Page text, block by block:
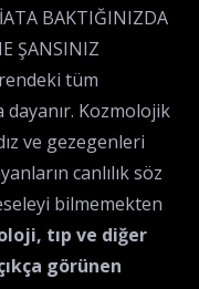
BAKTIĞINIZDA
ŞANSINIZ
tüm
dayanır. Kozmolojik
ve gezegenleri
canlılık söz
bilmemekten
tıp ve diğer
görünen